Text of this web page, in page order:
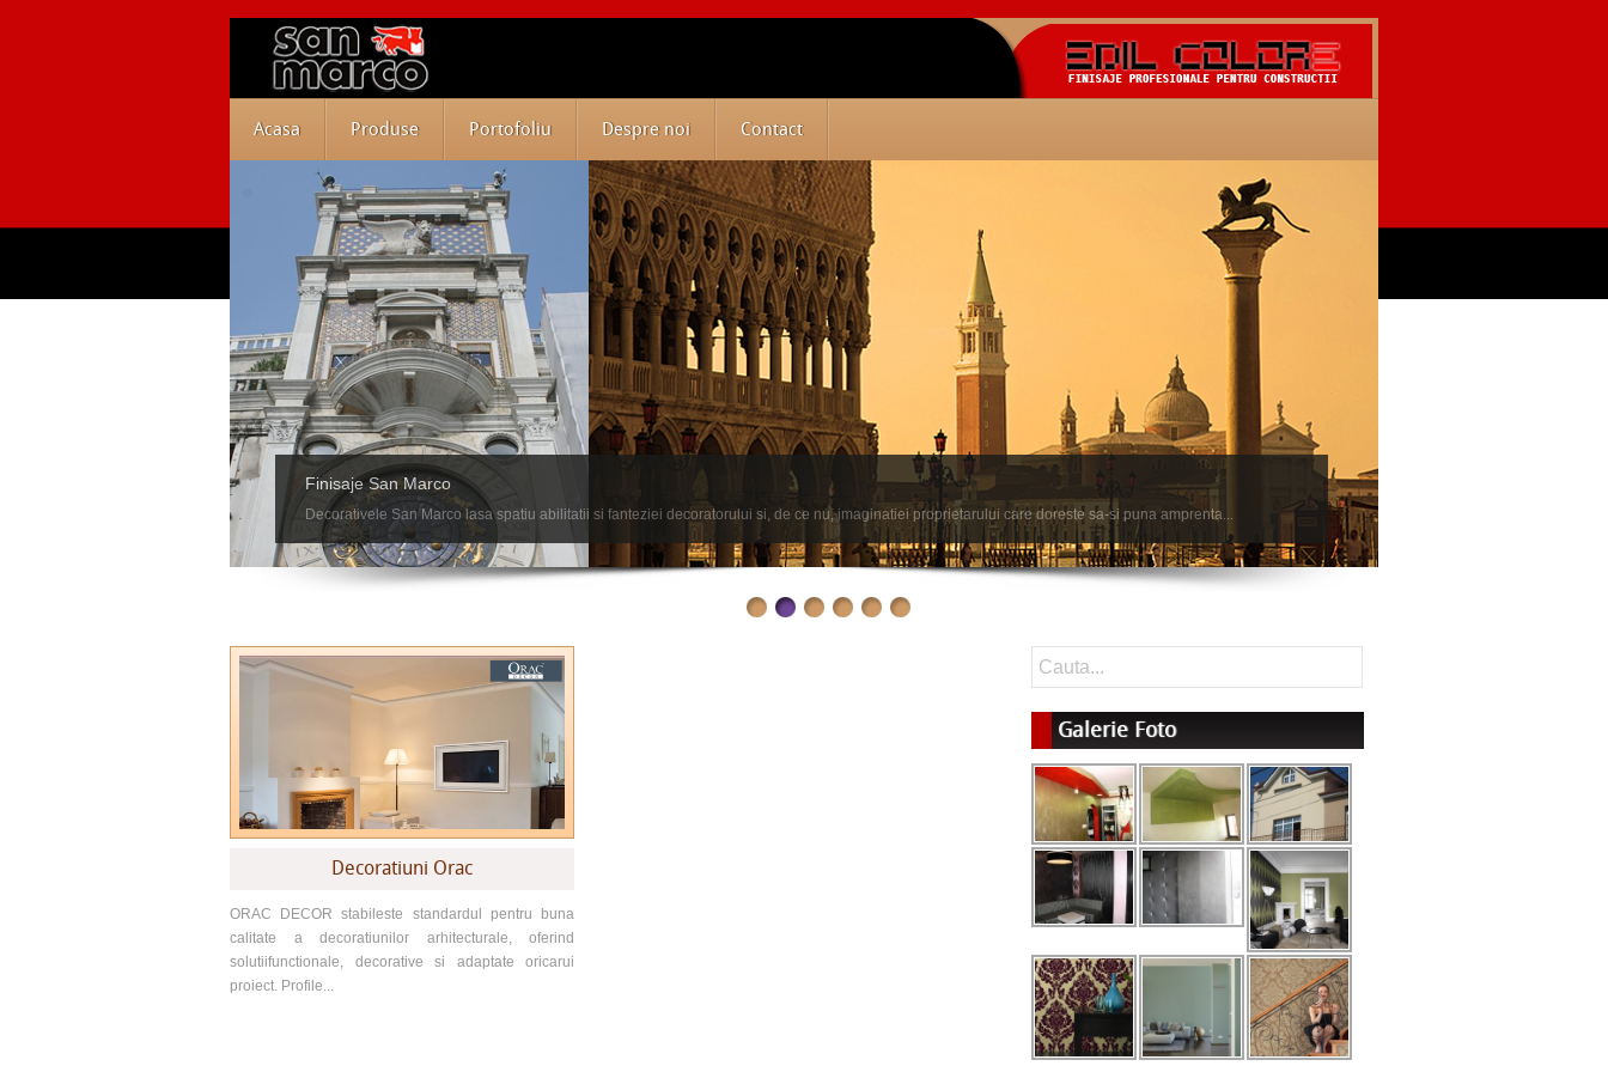
Acasa Produse Portofoliu Despre noi Contact
Finisaje San Marco
Decorativele San Marco lasa spatiu abilitatii si fanteziei decoratorului si, de ce nu, imaginatiei proprietarului care doreste sa-si puna amprenta...
Decoratiuni Orac
ORAC DECOR stabileste standardul pentru buna
calitate a decoratiunilor arhitecturale, oferind
solutiifunctionale, decorative si adaptate oricarui
proiect. Profile...
Galerie Foto